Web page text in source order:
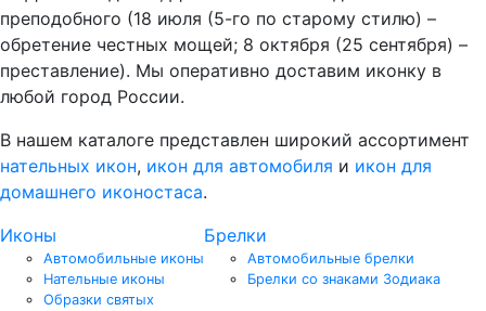
преподобного (18 июля (5-го по старому стилю) –
обретение честных мощей; 8 октября (25 сентября) –
преставление). Мы оперативно доставим иконку в
любой город России.
В нашем каталоге представлен широкий ассортимент
нательных икон, икон для автомобиля и икон для
домашнего иконостаса.
Иконы
Автомобильные иконы
Нательные иконы
Образки святых
Брелки
Автомобильные брелки
Брелки со знаками Зодиака